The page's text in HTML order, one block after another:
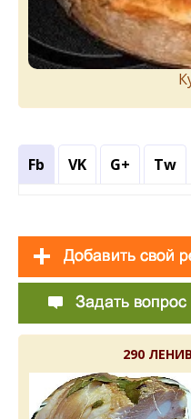
Fb VK G+ Tw
290